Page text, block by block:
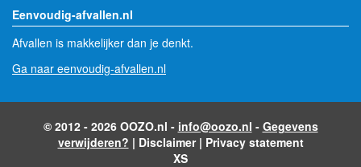
Eenvoudig-afvallen.nl
Afvallen is makkelijker dan je denkt.
Ga naar eenvoudig-afvallen.nl
© 2012 - 2026 OOZO.nl - info@oozo.nl - Gegevens
verwijderen? | Disclaimer| Privacy statement
XS